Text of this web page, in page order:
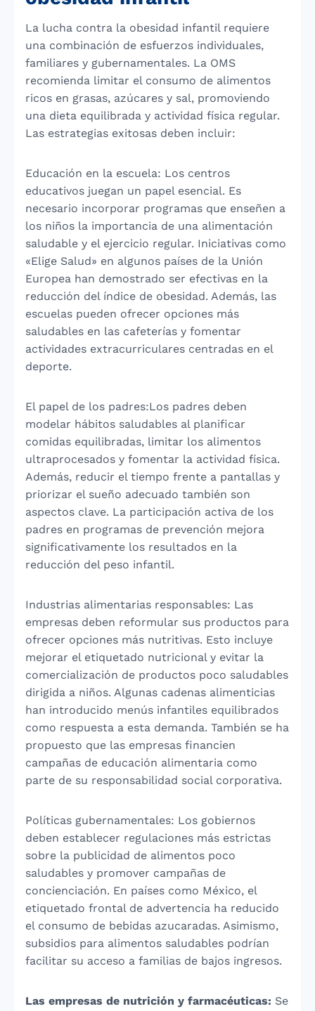
La lucha contra la obesidad infantil requiere
una combinación de esfuerzos individuales,
familiares y gubernamentales. La OMS
recomienda limitar el consumo de alimentos
ricos en grasas, azúcares y sal, promoviendo
una dieta equilibrada y actividad física regular.
Las estrategias exitosas deben incluir:
Educación en la escuela: Los centros
educativos juegan un papel esencial. Es
necesario incorporar programas que enseñen a
los niños la importancia de una alimentación
saludable y el ejercicio regular. Iniciativas como
«Elige Salud» en algunos países de la Unión
Europea han demostrado ser efectivas en la
reducción del índice de obesidad. Además, las
escuelas pueden ofrecer opciones más
saludables en las cafeterías y fomentar
actividades extracurriculares centradas en el
deporte.
El papel de los padres:Los padres deben
modelar hábitos saludables al planificar
comidas equilibradas, limitar los alimentos
ultraprocesados y fomentar la actividad física.
Además, reducir el tiempo frente a pantallas y
priorizar el sueño adecuado también son
aspectos clave. La participación activa de los
padres en programas de prevención mejora
significativamente los resultados en la
reducción del peso infantil.
Industrias alimentarias responsables: Las
empresas deben reformular sus productos para
ofrecer opciones más nutritivas. Esto incluye
mejorar el etiquetado nutricional y evitar la
comercialización de productos poco saludables
dirigida a niños. Algunas cadenas alimenticias
han introducido menús infantiles equilibrados
como respuesta a esta demanda. También se ha
propuesto que las empresas financien
campañas de educación alimentaria como
parte de su responsabilidad social corporativa.
Políticas gubernamentales: Los gobiernos
deben establecer regulaciones más estrictas
sobre la publicidad de alimentos poco
saludables y promover campañas de
concienciación. En países como México, el
etiquetado frontal de advertencia ha reducido
el consumo de bebidas azucaradas. Asimismo,
subsidios para alimentos saludables podrían
facilitar su acceso a familias de bajos ingresos.
Las empresas de nutrición y farmacéuticas: Se